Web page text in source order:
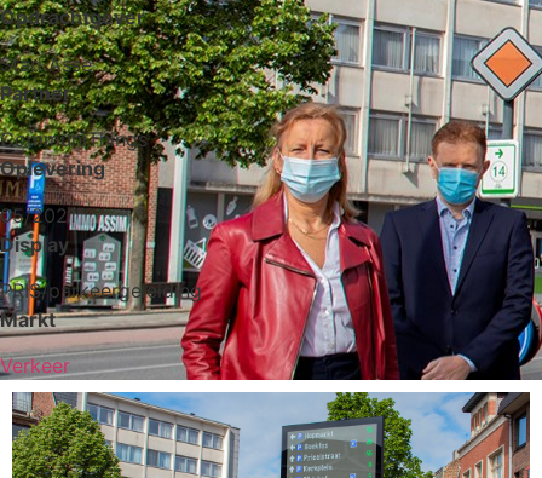
Opdrachtgever
Stad Asse
Partner
CommuniThings
Oplevering
05/2021
Display
PRIS/parkeergeleiding
Markt
Verkeer